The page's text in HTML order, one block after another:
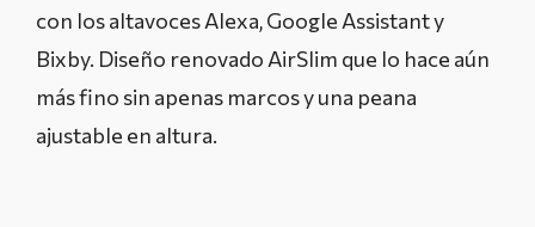
con los altavoces Alexa, Google Assistant y
Bixby. Diseño renovado AirSlim que lo hace aún
más fino sin apenas marcos y una peana
ajustable en altura.